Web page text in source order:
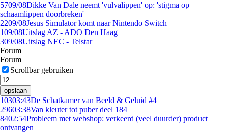
5709/08Dikke Van Dale neemt 'vulvalippen' op: 'stigma op
schaamlippen doorbreken'
2209/08Jesus Simulator komt naar Nintendo Switch
109/08Uitslag AZ - ADO Den Haag
309/08Uitslag NEC - Telstar
Forum
Forum
Scrollbar gebruiken
opslaan
10303:43De Schatkamer van Beeld & Geluid #4
29603:38Van kleuter tot puber deel 184
8402:54Probleem met webshop: verkeerd (veel duurder) product
ontvangen